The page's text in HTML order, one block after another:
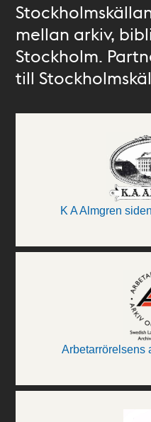
mellan arkiv,
Stockholm.
till
K A Almgren
Arbetarrörelsens